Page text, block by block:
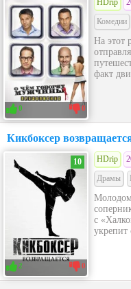
0 0
HDrip
Комедии
На этот
факт
Кикбоксер
10
2 0
HDrip
Драмы
с
укрепит